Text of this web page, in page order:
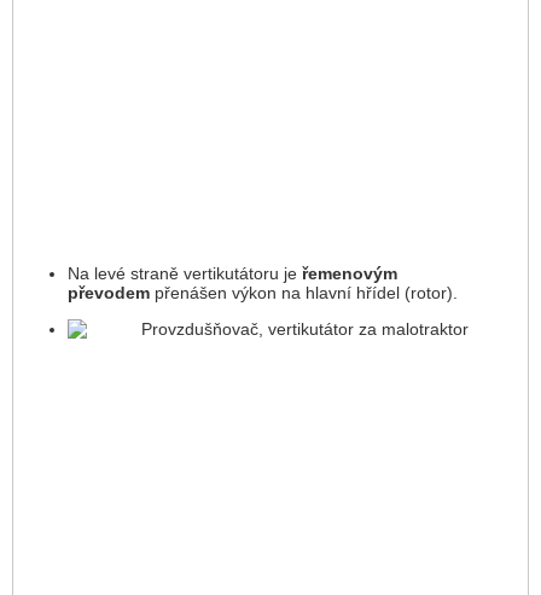
Na levé straně vertikutátoru je řemenovým
převodem přenášen výkon na hlavní hřídel (rotor).